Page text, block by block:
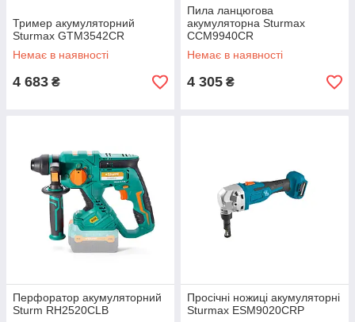
Тример акумуляторний
Sturmax GTM3542CR
Немає в наявності
4 683 ₴
Пила ланцюгова
акумуляторна Sturmax
CCM9940CR
Немає в наявності
4 305 ₴
Перфоратор акумуляторний
Sturm RH2520CLB
Просічні ножиці акумуляторні
Sturmax ESM9020CRP